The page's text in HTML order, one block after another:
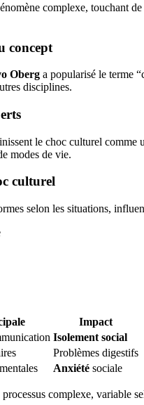
complexe, touchant
concept
Oberg a popularisé le terme
disciplines.
le choc culturel comme
modes de vie.
culturel
selon les situations,
Impact
Isolement social
Problèmes digestifs
Anxiété sociale
complexe, variable